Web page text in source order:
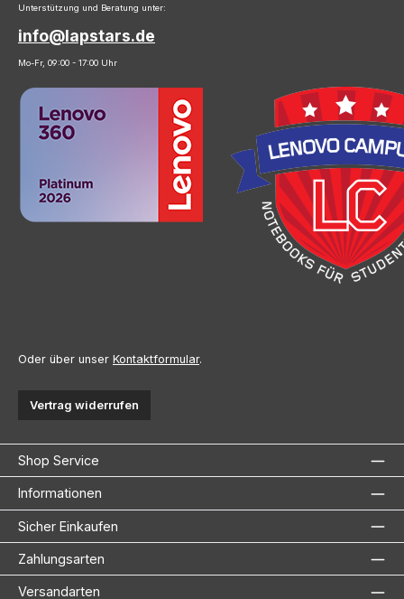
Unterstützung und Beratung unter:
info@lapstars.de
Mo-Fr, 09:00 - 17:00 Uhr
Oder über unser Kontaktformular.
Vertrag widerrufen
Shop Service
Informationen
Sicher Einkaufen
Zahlungsarten
Versandarten